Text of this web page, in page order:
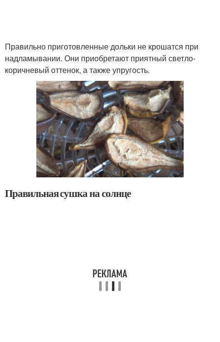
Правильно приготовленные дольки не крошатся при
надламывании. Они приобретают приятный светло-
коричневый оттенок, а также упругость.
Правильная сушка на солнце